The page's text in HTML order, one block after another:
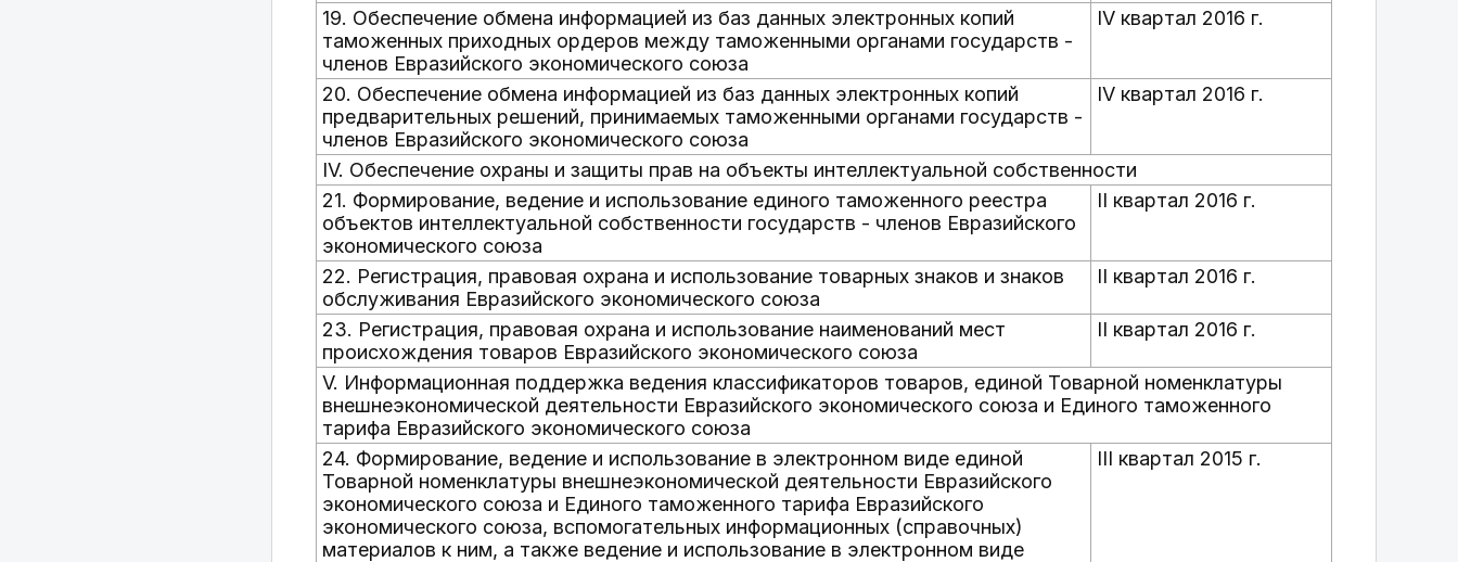
19. Обеспечение обмена информацией из баз данных электронных копий
таможенных приходных ордеров между таможенными органами государств -
членов Евразийского экономического союза
IV квартал 2016 г.
20. Обеспечение обмена информацией из баз данных электронных копий
предварительных решений, принимаемых таможенными органами государств -
членов Евразийского экономического союза
IV квартал 2016 г.
IV. Обеспечение охраны и защиты прав на объекты интеллектуальной собственности
21. Формирование, ведение и использование единого таможенного реестра
объектов интеллектуальной собственности государств - членов Евразийского
экономического союза
II квартал 2016 г.
22. Регистрация, правовая охрана и использование товарных знаков и знаков
обслуживания Евразийского экономического союза
II квартал 2016 г.
23. Регистрация, правовая охрана и использование наименований мест
происхождения товаров Евразийского экономического союза
II квартал 2016 г.
V. Информационная поддержка ведения классификаторов товаров, единой Товарной номенклатуры
внешнеэкономической деятельности Евразийского экономического союза и Единого таможенного
тарифа Евразийского экономического союза
24. Формирование, ведение и использование в электронном виде единой
Товарной номенклатуры внешнеэкономической деятельности Евразийского
экономического союза и Единого таможенного тарифа Евразийского
экономического союза, вспомогательных информационных (справочных)
материалов к ним, а также ведение и использование в электронном виде
III квартал 2015 г.